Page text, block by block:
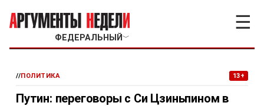
ФЕДЕРАЛЬНЫЙ ﹀
☰
//ПОЛИТИКА 13+
Путин: переговоры с Си Цзиньпином в